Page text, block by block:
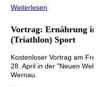
Weiterlesen
Vortrag: Ernährung im
(Triathlon) Sport
Kostenloser Vortrag am Freitag,
28. April in der "Neuen Weberei"
Wernau.